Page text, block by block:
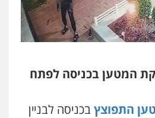
אלימלך
חמורה תעבורה אסירים
נאטור
המטען בכניסה לפתח
התפוצץבכניסה לבניין